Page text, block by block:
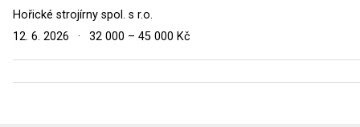
Hořické strojírny spol. s r.o.
12. 6. 2026
· 32 000 – 45 000 Kč